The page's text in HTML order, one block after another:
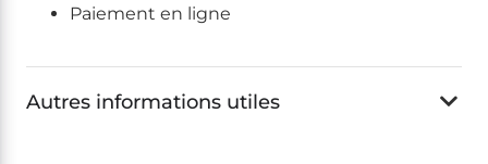
Paiement en ligne
Autres informations utiles